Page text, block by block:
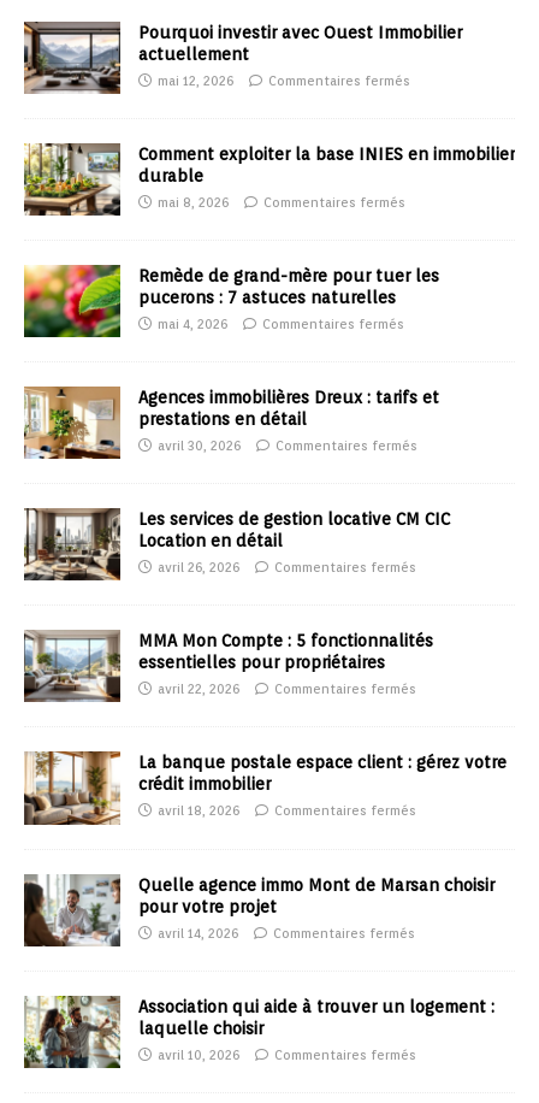
Pourquoi investir avec Ouest Immobilier
actuellement
mai 12, 2026 Commentaires fermés
Comment exploiter la base INIES en immobilier
durable
mai 8, 2026 Commentaires fermés
Remède de grand-mère pour tuer les
pucerons : 7 astuces naturelles
mai 4, 2026 Commentaires fermés
Agences immobilières Dreux : tarifs et
prestations en détail
avril 30, 2026 Commentaires fermés
Les services de gestion locative CM CIC
Location en détail
avril 26, 2026 Commentaires fermés
MMA Mon Compte : 5 fonctionnalités
essentielles pour propriétaires
avril 22, 2026 Commentaires fermés
La banque postale espace client : gérez votre
crédit immobilier
avril 18, 2026 Commentaires fermés
Quelle agence immo Mont de Marsan choisir
pour votre projet
avril 14, 2026 Commentaires fermés
Association qui aide à trouver un logement :
laquelle choisir
avril 10, 2026 Commentaires fermés